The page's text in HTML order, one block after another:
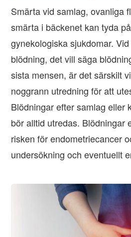
Smärta vid samlag, ovanliga
smärta i bäckenet kan tyda
gynekologiska sjukdomar.
blödning, det vill säga
sista mensen, är det särskilt
noggrann utredning för att
Blödningar efter samlag eller
bör alltid utredas. Blödningar
risken för endometriecancer
undersökning och eventuellt